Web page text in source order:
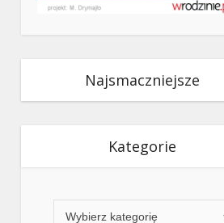
Najsmaczniejsze
Kategorie